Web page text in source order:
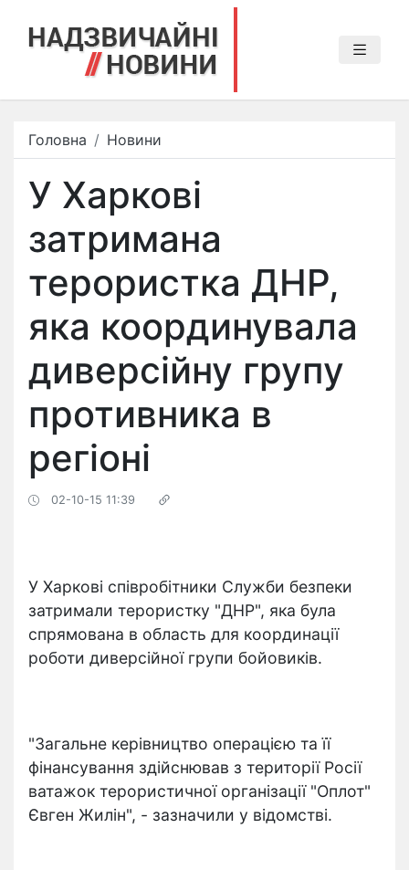
Головна Новини
У Харкові
затримана
терористка ДНР,
яка координувала
диверсійну групу
противника в
регіоні
02-10-15 11:39
У Харкові співробітники Служби безпеки
затримали терористку "ДНР", яка була
спрямована в область для координації
роботи диверсійної групи бойовиків.
"Загальне керівництво операцією та її
фінансування здійснював з території Росії
ватажок терористичної організації "Оплот"
Євген Жилін", - зазначили у відомстві.